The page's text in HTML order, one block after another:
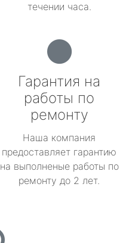
течении часа.
Гарантия на
работы по
ремонту
Наша компания
предоставляет гарантию
на выполненые работы по
ремонту до 2 лет.